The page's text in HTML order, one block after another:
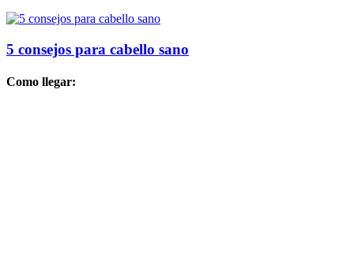
5 consejos para cabello sano
Como llegar: